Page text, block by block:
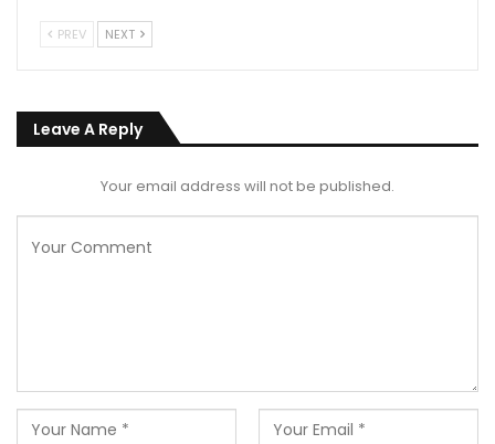
PREV NEXT
Leave A Reply
Your email address will not be published.